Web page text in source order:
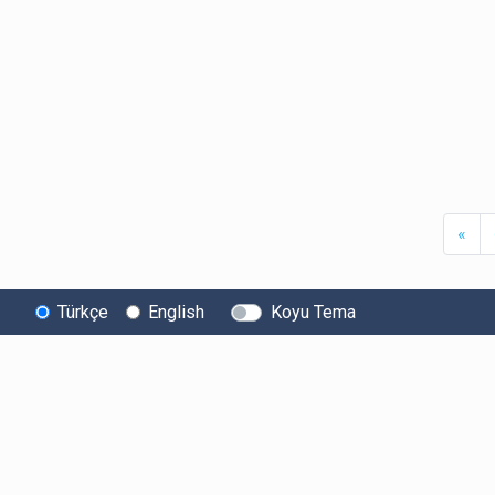
«
Türkçe English Koyu Tema